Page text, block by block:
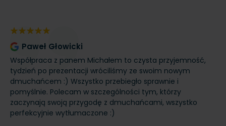
Paweł Głowicki
Współpraca z panem Michałem to czysta przyjemność,
tydzień po prezentacji wróciliśmy ze swoim nowym
dmuchańcem :) Wszystko przebiegło sprawnie i
pomyślnie. Polecam w szczególności tym, którzy
zaczynają swoją przygodę z dmuchańcami, wszystko
perfekcyjnie wytłumaczone :)